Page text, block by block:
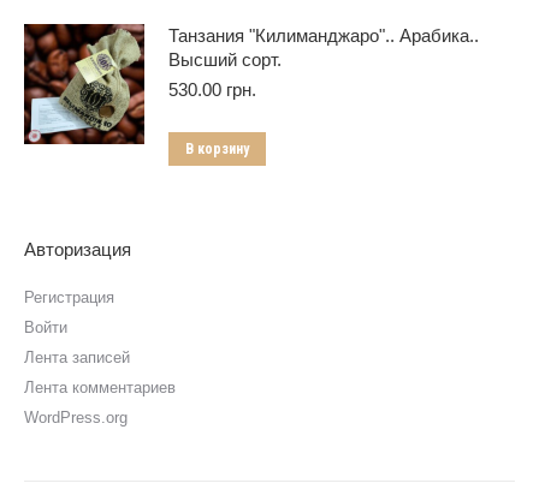
Танзания "Килиманджаро".. Арабика..
Высший сорт.
530.00 грн.
В корзину
Авторизация
Регистрация
Войти
Лента записей
Лента комментариев
WordPress.org